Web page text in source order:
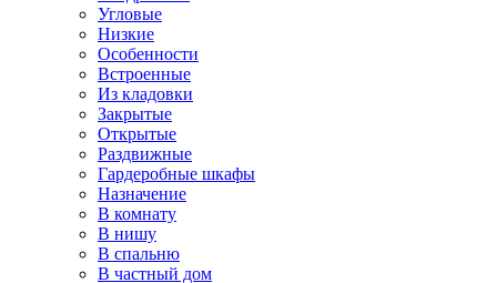
Угловые
Низкие
Особенности
Встроенные
Из кладовки
Закрытые
Открытые
Раздвижные
Гардеробные шкафы
Назначение
В комнату
В нишу
В спальню
В частный дом